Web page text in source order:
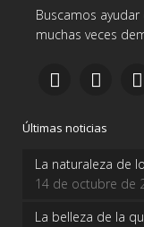
Buscamos
muchas veces
Últimas noticias
La naturaleza de
14 de octubre de
La belleza de la